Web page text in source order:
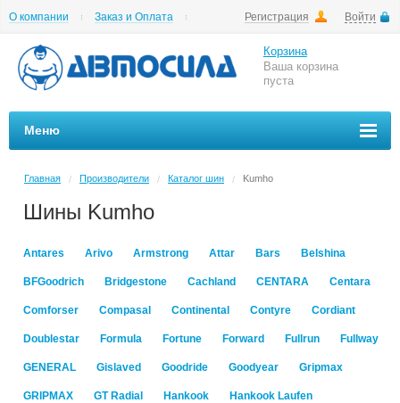
Регистрация Войти
О компании
Заказ и Оплата
Корзина
Ваша корзина
пуста
Меню
Главная / Производители / Каталог шин / Kumho
Шины Kumho
Antares Arivo Armstrong Attar Bars Belshina
BFGoodrich Bridgestone Cachland CENTARA Centara
Comforser Compasal Continental Contyre Cordiant
Doublestar Formula Fortune Forward Fullrun Fullway
GENERAL Gislaved Goodride Goodyear Gripmax
GRIPMAX GT Radial Hankook Hankook Laufen